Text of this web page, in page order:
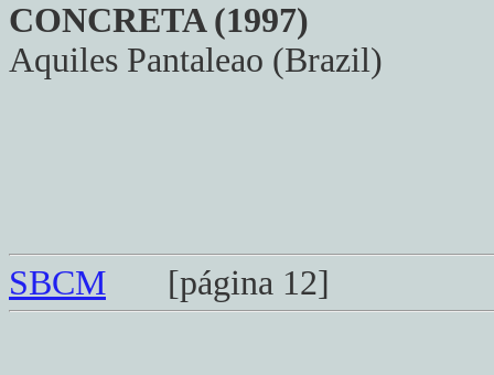
CONCRETA (1997)
Aquiles Pantaleao (Brazil)
SBCM [página 12]